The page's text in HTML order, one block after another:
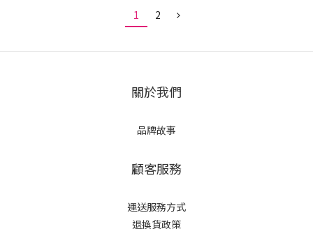
1 2
關於我們
品牌故事
顧客服務
運送服務方式
退換貨政策